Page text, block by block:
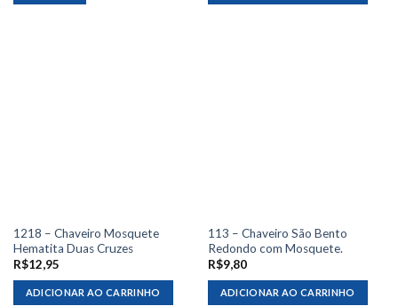
1218 – Chaveiro Mosquete
Hematita Duas Cruzes
R$12,95
ADICIONAR AO CARRINHO
113 – Chaveiro São Bento
Redondo com Mosquete.
R$9,80
ADICIONAR AO CARRINHO